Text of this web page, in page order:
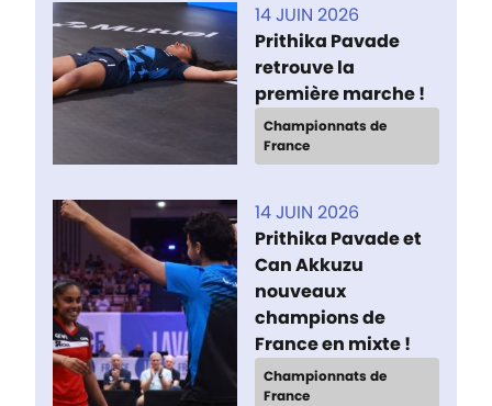
14 JUIN 2026
Prithika Pavade
retrouve la
première marche !
Championnats de
France
14 JUIN 2026
Prithika Pavade et
Can Akkuzu
nouveaux
champions de
France en mixte !
Championnats de
France